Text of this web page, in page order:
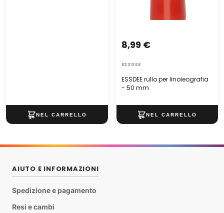
ESSDEE rullo per linoleografia
- 50 mm
8,99 €
ESSDEE
AIUTO E INFORMAZIONI
Spedizione e pagamento
Resi e cambi